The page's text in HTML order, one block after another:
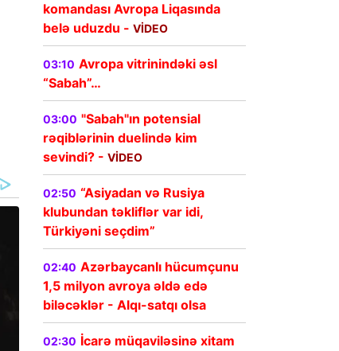
komandası Avropa Liqasında
belə uduzdu - VİDEO
03:10 Avropa vitrinindəki əsl
“Sabah”…
03:00 "Sabah"ın potensial
rəqiblərinin duelində kim
sevindi? - VİDEO
02:50 “Asiyadan və Rusiya
klubundan təkliflər var idi,
Türkiyəni seçdim”
02:40 Azərbaycanlı hücumçunu
1,5 milyon avroya əldə edə
biləcəklər - Alqı-satqı olsa
02:30 İcarə müqaviləsinə xitam